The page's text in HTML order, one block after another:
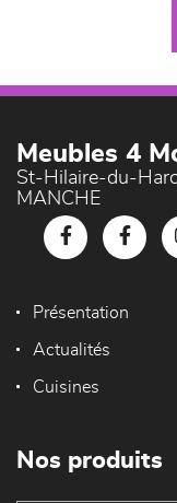
Meubles 4
St-Hilaire-du-
MANCHE
Présentation
Actualités
Cuisines
Nos produits